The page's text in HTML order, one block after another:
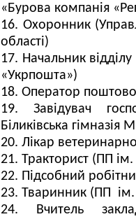
«Бурова компанія
Охоронник
області)
Начальник
«Укрпошта»)
Оператор
Завідувач
Біликівська гімназія
Лікар
Тракторист (ПП ім.
Підсобний
Тваринник (ПП ім.
Вчитель